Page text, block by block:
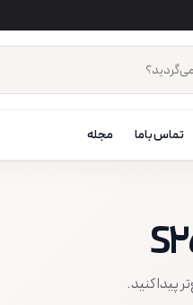
تماس باما مجله
پیدا کنید.